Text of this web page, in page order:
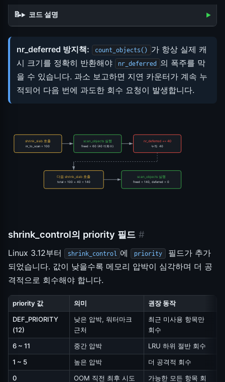
코드 설명
nr_deferred 방지책: count_objects() 가 항상 실제 캐
시 크기를 정확히 반환해야
nr_deferred 의 폭주를 막
을 수 있습니다. 과소 보고하면 지연 카운터가 계속 누
적되어 다음 번에 과도한 회수 요청이 발생합니다.
shrink_slab 호출
nr_to_scan = 100
scan_objects 실행
freed = 60 (40 미회수)
nr_deferred += 40
누적: 40
다음 shrink_slab 호출
total = 100 + 40 = 140
scan_objects 실행
freed = 140, deferred = 0
shrink_control의 priority 필드 #
Linux 3.12부터 shrink_control 에 priority 필드가 추가
되었습니다. 값이 낮을수록 메모리 압박이 심각하며 더 공
격적으로 회수해야 합니다.
priority 값 의미
권장 동작
DEF_PRIORITY
(12)
낮은 압박, 워터마크
근처
최근 미사용 항목만
회수
6 ~ 11
중간 압박
LRU 하위 절반 회수
1 ~ 5
높은 압박
더 공격적 회수
0
OOM 직전 최후 시도
가능한 모든 항목 회